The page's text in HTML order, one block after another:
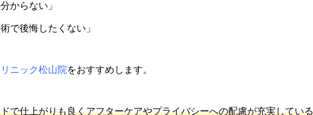
からない」
で後悔したくない」
ニック松山院をおすすめします。
で仕上がりも良くアフターケアやプライバシーへの配慮が充実している